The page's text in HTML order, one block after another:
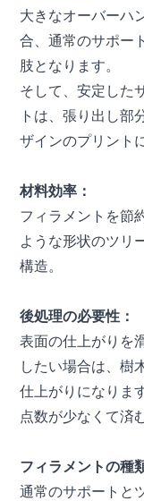
大きなオーバーハ
合、通常のサポー
肢となります。
そして、安定した
トは、張り出し部
ザインのプリント
材料効率：
フィラメントを節
ような形状のツリ
構造。
後処理の必要性：
表面の仕上がりを
したい場合は、樹
仕上がりになりま
点数が少なくて済
フィラメントの種
通常のサポートと